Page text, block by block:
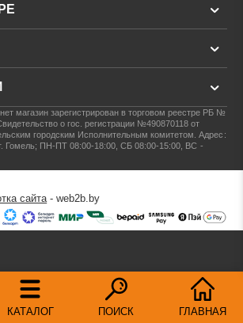
КАТАЛОГ ПОИСК ГЛАВНАЯ
магазин зарегистрирован в торговом реестре РБ №
о гос. регистрации №490870118 от
городским Исполнительным комитетом.Адрес:
Гомель; ПН-ПТ 08:00-18:00, СБ 08:00-15:00, ВС -
сайта- web2b.by